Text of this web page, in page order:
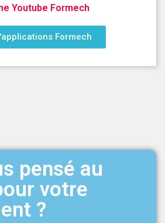
Youtube Formech
Formech
pensé au
votre
?